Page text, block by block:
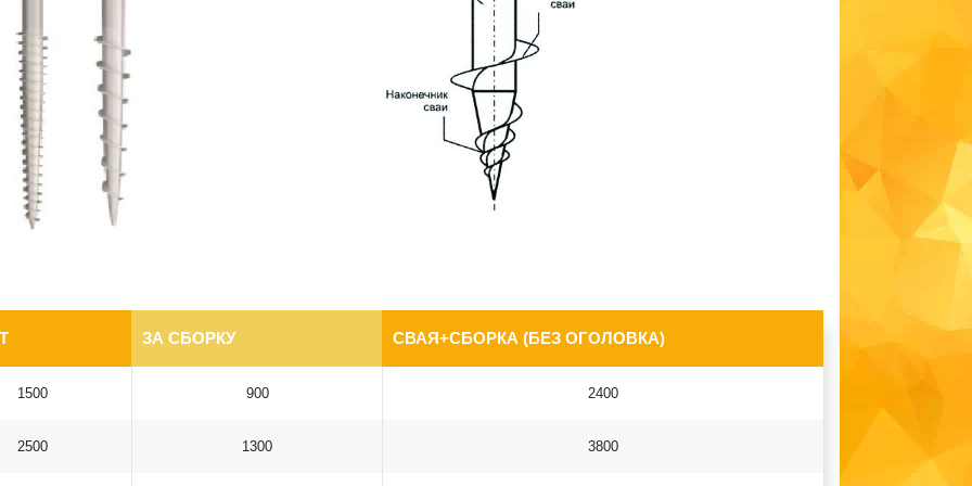
ЗА СБОРКУ СВАЯ+СБОРКА (БЕЗ ОГОЛОВКА)
1500 900 2400
2500 1300 3800